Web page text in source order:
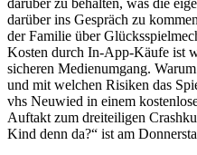
darüber ins Gespräch zu
der Familie über
Kosten durch In-App-Käufe ist
sicheren Medienumgang.
und mit welchen Risiken das
vhs Neuwied in einem
Auftakt zum dreiteiligen
Kind denn da?“ ist am